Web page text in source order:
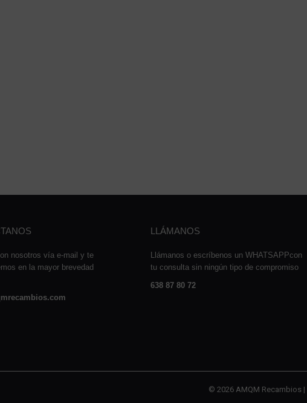
nosotros vía e-mail y te
en la mayor brevedad
LLÁMANOS
Llámanos o escríbenos un WHATSAPPcon
tu consulta sin ningún tipo de compromiso
638 87 80 72
© 2026 AMQM Recambios |